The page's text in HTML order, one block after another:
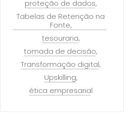
proteção de dados
Tabelas de Retenção na
Fonte
tesouraria
tomada de decisão
Transformação digital
Upskilling
ética empresarial